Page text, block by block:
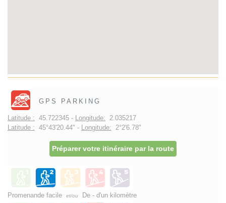
GPS PARKING
Latitude : 45.722345 - Longitude: 2.035217
Latitude : 45°43'20.44" - Longitude: 2°2'6.78"
Préparer votre itinéraire par la route
Promenande facile et/ou De - d'un kilomètre